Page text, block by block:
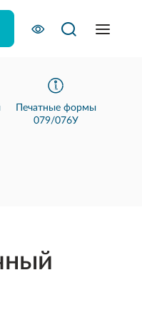
Печатные формы
079/076У